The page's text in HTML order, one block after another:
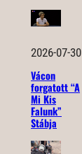
2026-07-30
Vácon
forgatott “A
Mi Kis
Falunk”
Stábja